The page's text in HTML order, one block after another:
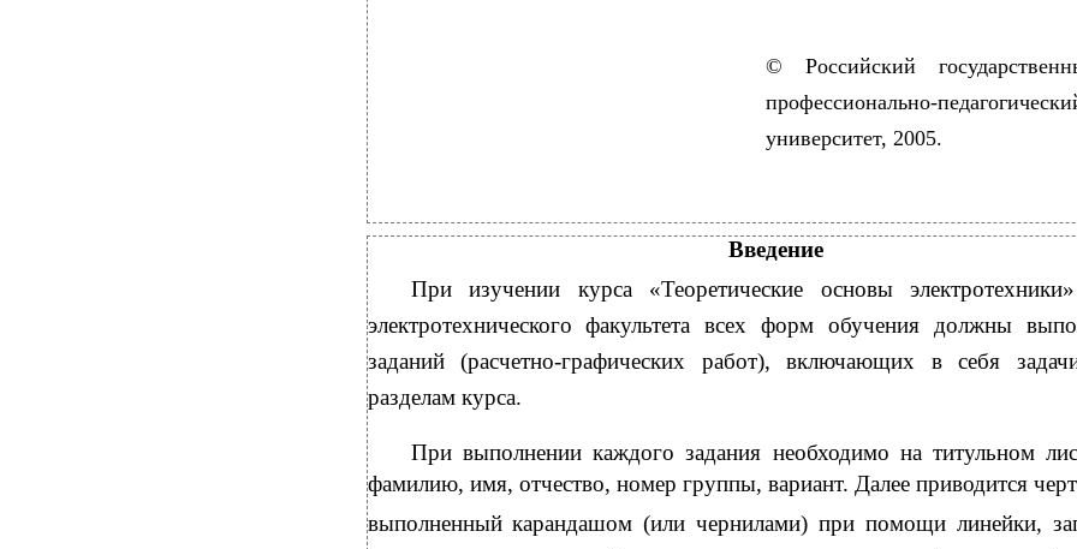
© Российский
профессионально-
университет, 2005.
Введение
При изучении курса «Теоретические основы
электротехнического факультета всех форм обучения должны
заданий (расчетно-графических работ), включающих в себя
разделам курса.
При выполнении каждого задания необходимо на титульном
фамилию, имя, отчество, номер группы, вариант. Далее приводится
выполненный карандашом (или чернилами) при помощи линейки,